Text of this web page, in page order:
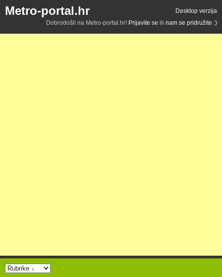
Metro-portal.hr
Desktop verzija
Dobrodošli na Metro-portal.hr! Prijavite se ili nam se pridružite :)